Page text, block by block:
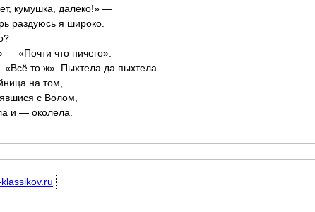
кумушка, далеко!» —
раздуюсь я широко.
— «Почти что ничего».—
«Всё то ж». Пыхтела да пыхтела
на том,
с Волом,
и — околела.